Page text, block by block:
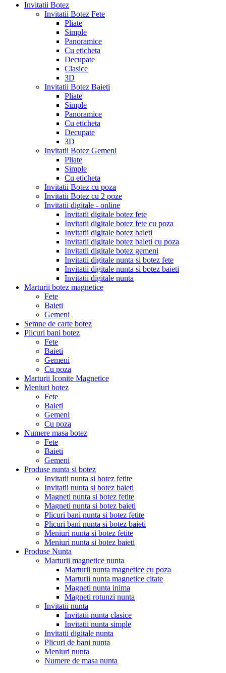
Invitatii Botez
Invitatii Botez Fete
Pliate
Simple
Panoramice
Cu eticheta
Decupate
Clasice
3D
Invitatii Botez Baieti
Pliate
Simple
Panoramice
Cu eticheta
Decupate
3D
Invitatii Botez Gemeni
Pliate
Simple
Cu eticheta
Invitatii Botez cu poza
Invitatii Botez cu 2 poze
Invitatii digitale - online
Invitatii digitale botez fete
Invitatii digitale botez fete cu poza
Invitatii digitale botez baieti
Invitatii digitale botez baieti cu poza
Invitatii digitale botez gemeni
Invitatii digitale nunta si botez fete
Invitatii digitale nunta si botez baieti
Invitatii digitale nunta
Marturii botez magnetice
Fete
Baieti
Gemeni
Semne de carte botez
Plicuri bani botez
Fete
Baieti
Gemeni
Cu poza
Marturii Iconite Magnetice
Meniuri botez
Fete
Baieti
Gemeni
Cu poza
Numere masa botez
Fete
Baieti
Gemeni
Produse nunta si botez
Invitatii nunta si botez fetite
Invitatii nunta si botez baieti
Magneti nunta si botez fetite
Magneti nunta si botez baieti
Plicuri bani nunta si botez fetite
Plicuri bani nunta si botez baieti
Meniuri nunta si botez fetite
Meniuri nunta si botez baieti
Produse Nunta
Marturii magnetice nunta
Marturii nunta magnetice cu poza
Marturii nunta magnetice citate
Magneti nunta inima
Magneti rotunzi nunta
Invitatii nunta
Invitatii nunta clasice
Invitatii nunta simple
Invitatii digitale nunta
Plicuri de bani nunta
Meniuri nunta
Numere de masa nunta